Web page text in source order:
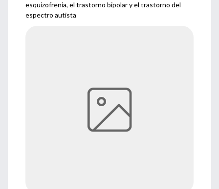
esquizofrenia, el trastorno bipolar y el trastorno del
espectro autista